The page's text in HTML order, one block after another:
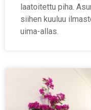
laatoitettu piha.
siihen kuuluu
uima-allas.